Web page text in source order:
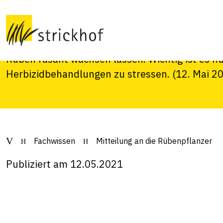
Nach der Kältephase gab es nun eine längere
nach wie vor eher zögerlich, aber die
Genügend Bodenfeuchte und ein bis jetzt
Rüben rasant wachsen lassen. Wichtig ist es
Herbizidbehandlungen zu stressen. (12. Mai
Fachwissen Mitteilung an die Rübenpflanzer
Publiziert am 12.05.2021